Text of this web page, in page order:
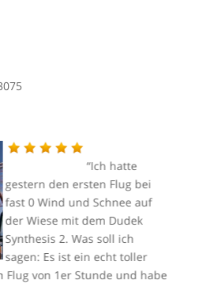
Ich hatte
gestern den ersten Flug bei
fast 0 Wind und Schnee auf
der Wiese mit dem Dudek
Synthesis 2. Was soll ich
sagen: Es ist ein echt toller
Flug von 1er Stunde und habe